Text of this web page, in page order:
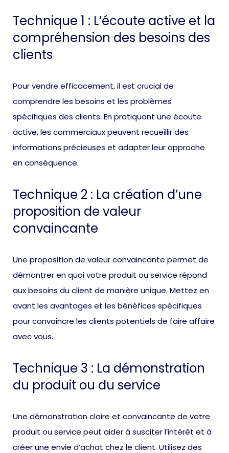
Technique 1 : L’écoute active et la
compréhension des besoins des
clients
Pour vendre efficacement, il est crucial de
comprendre les besoins et les problèmes
spécifiques des clients. En pratiquant une écoute
active, les commerciaux peuvent recueillir des
informations précieuses et adapter leur approche
en conséquence.
Technique 2 : La création d’une
proposition de valeur
convaincante
Une proposition de valeur convaincante permet de
démontrer en quoi votre produit ou service répond
aux besoins du client de manière unique. Mettez en
avant les avantages et les bénéfices spécifiques
pour convaincre les clients potentiels de faire affaire
avec vous.
Technique 3 : La démonstration
du produit ou du service
Une démonstration claire et convaincante de votre
produit ou service peut aider à susciter l’intérêt et à
créer une envie d’achat chez le client. Utilisez des